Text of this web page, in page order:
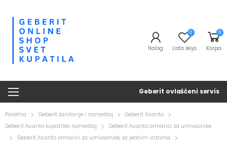
Nalog
0
Lista želja
0
Korpa
Geberit ovlašćeni servis
Početna Geberit sanitarije i nameštaj
Geberit Acanto
Geberit Acanto kupatilski nameštaj
Geberit Acanto ormarići za umivaonike
Geberit Acanto ormarići za umivaonike, sa jednim vratima